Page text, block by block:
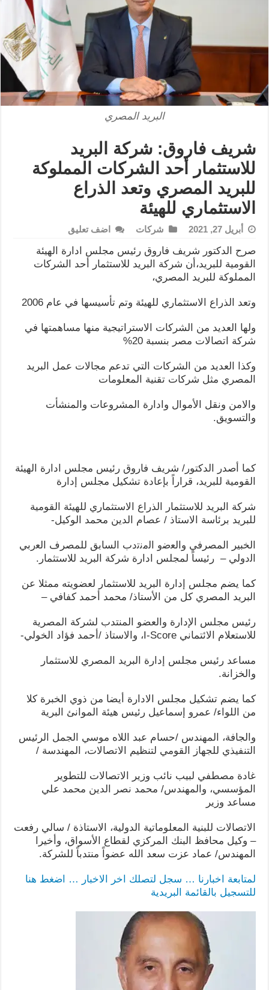
البريد المصري
شريف فاروق: شركة البريد
للاستثمار أحد الشركات المملوكة
للبريد المصري وتعد الذراع
الاستثماري للهيئة
أبريل 27, 2021 شركات اضف تعليق
صرح الدكتور شريف فاروق رئيس مجلس ادارة الهيئة
القومية للبريد،أن شركة البريد للاستثمار أحد الشركات
المملوكة للبريد المصري،
وتعد الذراع الاستثماري للهيئة وتم تأسيسها في عام 2006
ولها العديد من الشركات الاستراتيجية منها مساهمتها في
شركة اتصالات مصر بنسبة 20%
وكذا العديد من الشركات التي تدعم مجالات عمل البريد
المصري مثل شركات تقنية المعلومات
والامن ونقل الأموال وادارة المشروعات والمنشأت
والتسويق.
كما أصدر الدكتور/ شريف فاروق رئيس مجلس ادارة الهيئة
القومية للبريد، قراراً بإعادة تشكيل مجلس إدارة
شركة البريد للاستثمار الذراع الاستثماري للهيئة القومية
للبريد برئاسة الاستاذ / عصام الدين محمد الوكيل-
الخبير المصرفي واﻟﻌﺿو اﻟﻣﻧﺗدب السابق للمصرف اﻟﻌرﺑﻲ
اﻟدوﻟﻲ – رئيساً لمجلس ادارة شركة البريد للاستثمار.
كما يضم مجلس إدارة البريد للاستثمار لعضويته ممثلا عن
البريد المصري كل من الأستاذ/ محمد أحمد كفافي –
رئيس مجلس الإدارة والعضو المنتدب لشركة المصرية
للاستعلام الائتماني I-Score، والاستاذ /أحمد فؤاد الخولي-
مساعد رئيس مجلس إدارة البريد المصري للاستثمار
والخزانة.
كما يضم تشكيل مجلس الادارة أيضا من ذوي الخبرة كلا
من اللواء/ عمرو إسماعيل رئيس هيئة الموانئ البرية
والجافة، المهندس /حسام عبد اللاه موسي الجمل الرئيس
التنفيذي للجهاز القومي لتنظيم الاتصالات، المهندسة /
غادة مصطفي لبيب نائب وزير الاتصالات للتطوير
المؤسسي، والمهندس/ محمد نصر الدين محمد علي
مساعد وزير
الاتصالات للبنية المعلوماتية الدولية، الاستاذة / سالي رفعت
– وكيل محافظ البنك المركزي لقطاع الأسواق، وأخيرا
المهندس/ عماد عزت سعد الله عضواً منتدباً للشركة.
لمتابعة اخبارنا … سجل لتصلك اخر الاخبار … اضغط هنا
للتسجيل بالقائمة البريدية